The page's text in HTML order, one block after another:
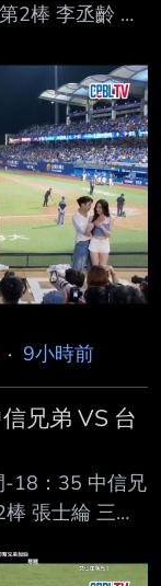
2棒 李丞齡 右
4棒 陳鏞基 指
潘傑楷 三壘
翔 捕手 第9
富邦悍將隊
彬 二壘手 第3
一壘手 第5棒
壘手 第7棒 戴
9小時前
兄弟 VS 台
-18：35 中信兄
張士綸 三壘
賢 左外野手
宇 游擊手 第7